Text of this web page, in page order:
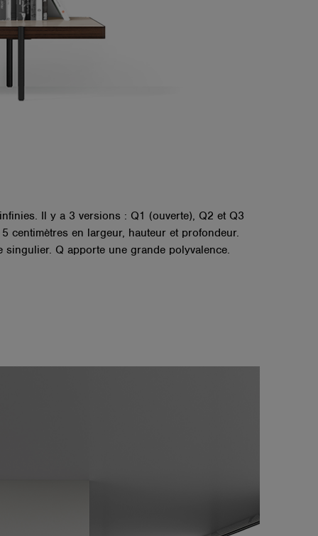
Il y a 3 versions : Q1 (ouverte), Q2 et Q3
centimètres en largeur, hauteur et profondeur.
singulier. Q apporte une grande polyvalence.